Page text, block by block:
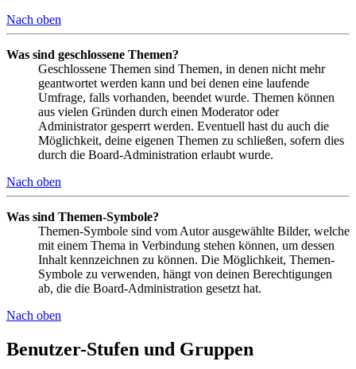
Nach oben
Was sind geschlossene Themen?
Geschlossene Themen sind Themen, in denen nicht mehr
geantwortet werden kann und bei denen eine laufende
Umfrage, falls vorhanden, beendet wurde. Themen können
aus vielen Gründen durch einen Moderator oder
Administrator gesperrt werden. Eventuell hast du auch die
Möglichkeit, deine eigenen Themen zu schließen, sofern dies
durch die Board-Administration erlaubt wurde.
Nach oben
Was sind Themen-Symbole?
Themen-Symbole sind vom Autor ausgewählte Bilder, welche
mit einem Thema in Verbindung stehen können, um dessen
Inhalt kennzeichnen zu können. Die Möglichkeit, Themen-
Symbole zu verwenden, hängt von deinen Berechtigungen
ab, die die Board-Administration gesetzt hat.
Nach oben
Benutzer-Stufen und Gruppen